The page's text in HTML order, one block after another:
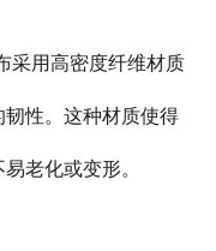
采用高密度纤维材质
性。这种材质使得
老化或变形。